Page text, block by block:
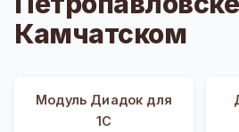
Камчатском
Модуль Диадок для
1С